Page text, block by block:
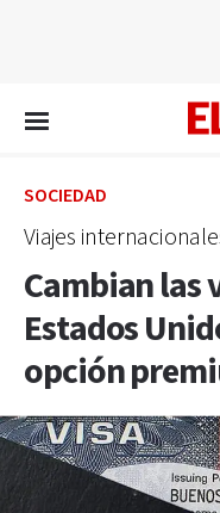
SOCIEDAD
Viajes
Cambian las
Estados
opción